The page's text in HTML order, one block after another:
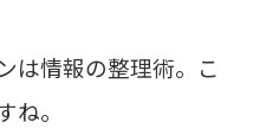
は情報の整理術。こ
。